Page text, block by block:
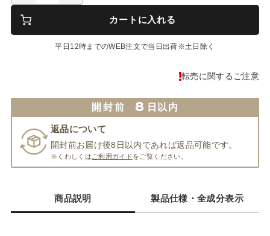
カートに入れる
平日12時までのWEB注文で当日出荷※土日除く
転売に関するご注意
開封前 8 日以内
返品について
開封前お届け後8日以内であれば返品可能です。
※くわしくは ご利用ガイドをご覧ください。
商品説明 製品仕様・全成分表示